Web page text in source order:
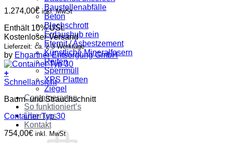
Baustellenabfälle
Beton
Blechschrott
Erdaushub rein
Eternit / Asbestzement
Künstliche Mineralfasern
Reifen
Sperrmüll
XPS Platten
Ziegel
Containerarten
So funktioniert’s
Über uns
Kontakt
1.274,00€ inkl. MwSt
Enthält 10% USt.
Kostenloser Versand
Lieferzeit: ca. 2-3 Werktage
by Ehgartner Entsorgung GmbH
+
Schnellansicht
Baum- und Strauchschnitt
Container Typ 30
754,00€ inkl. MwSt